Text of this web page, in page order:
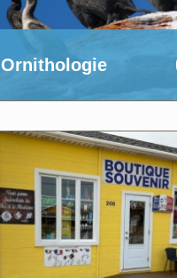
Ornithologie